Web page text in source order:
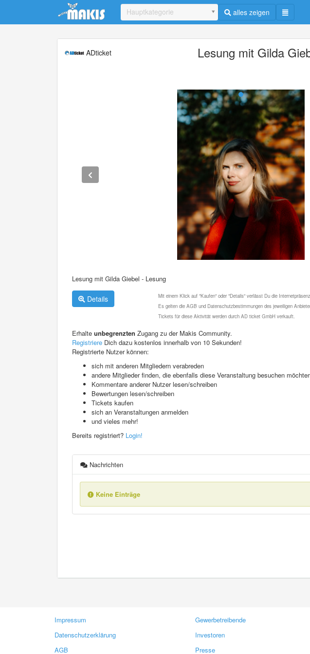
Update cookies preferences
Hauptkategorie alles zeigen
ADticket Lesung mit Gilda
Lesung mit Gilda Giebel - Lesung
Details
Mit einem Klick auf "Kaufen" oder "Details" verlässt Du die
Es gelten die AGB und Datenschutzbestimmungen des jeweiligen
Tickets für diese Aktivität werden durch AD ticket GmbH verkauft.
Erhalte unbegrenzten Zugang zu der Makis Community.
Registriere Dich dazu kostenlos innerhalb von 10 Sekunden!
Registrierte Nutzer können:
sich mit anderen Mitgliedern verabreden
andere Mitglieder finden, die ebenfalls diese Veranstaltung besuchen
Kommentare anderer Nutzer lesen/schreiben
Bewertungen lesen/schreiben
Tickets kaufen
sich an Veranstaltungen anmelden
und vieles mehr!
Bereits registriert? Login!
Nachrichten
Keine Einträge
Impressum
Datenschutzerklärung
AGB
Gewerbetreibende
Investoren
Presse